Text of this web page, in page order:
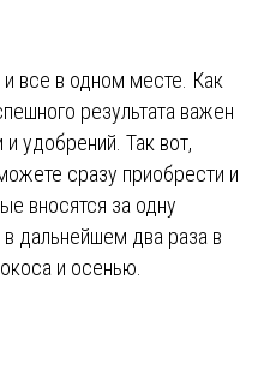
все в одном месте. Как
результата важен
удобрений. Так вот,
сразу приобрести и
вносятся за одну
дальнейшем два раза в
и осенью.